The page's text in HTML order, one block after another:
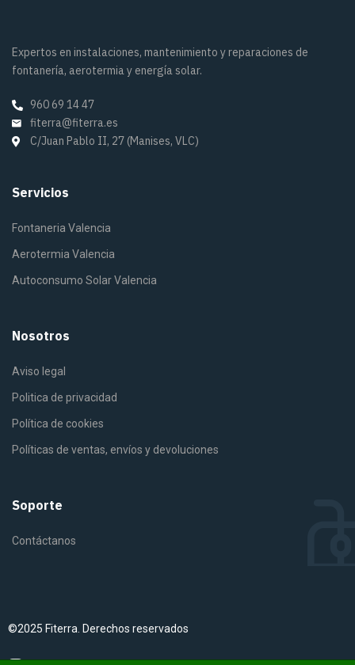
Expertos en instalaciones, mantenimiento y reparaciones de
fontanería, aerotermia y energía solar.
960 69 14 47
fiterra@fiterra.es
C/Juan Pablo II, 27 (Manises, VLC)
Servicios
Fontaneria Valencia
Aerotermia Valencia
Autoconsumo Solar Valencia
Nosotros
Aviso legal
Politica de privacidad
Política de cookies
Políticas de ventas, envíos y devoluciones
Soporte
Contáctanos
©2025 Fiterra. Derechos reservados